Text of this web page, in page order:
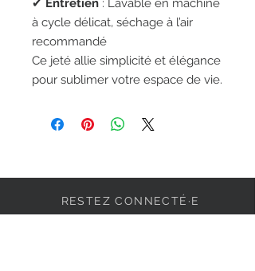
✔ Entretien : Lavable en machine
à cycle délicat, séchage à l’air
recommandé
Ce jeté allie simplicité et élégance
pour sublimer votre espace de vie.
RESTEZ CONNECTÉ·E